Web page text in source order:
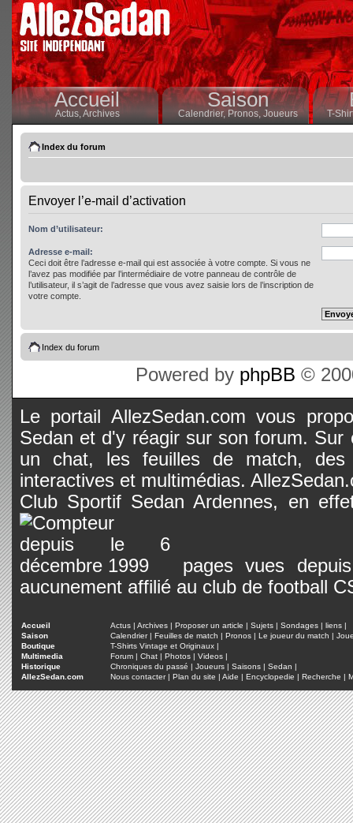
Accueil
Actus,Archives
Saison
Calendrier,Pronos, Joueurs T-
Index du forum
Envoyer l’e-mail d’activation
Nom d’utilisateur:
Adresse e-mail:
Ceci doit être l’adresse e-mail qui est associée à votre compte. Si vous ne
l’avez pas modifiée par l’intermédiaire de votre panneau de contrôle de
l’utilisateur, il s’agit de l’adresse que vous avez saisie lors de l’inscription de
votre compte.
Index du forum
Powered by phpBB ©
Le portail AllezSedan.com vous
Sedan et d'y réagir sur son forum.
un chat, les feuilles de match, des
interactives et multimédias.
Club Sportif Sedan Ardennes, en
pages vues
aucunement affilié au club de football
Accueil Actus | Archives | Proposer un article | Sujets | Sondages | liens |
Saison
Calendrier| Feuilles de match | Pronos | Le joueur du match |
Boutique
T-Shirts Vintage et Originaux |
Multimedia
Forum | Chat | Photos | Videos |
Historique
Chroniques du passé | Joueurs | Saisons | Sedan |
AllezSedan.com
Nous contacter| Plan du site | Aide | Encyclopedie | Recherche |